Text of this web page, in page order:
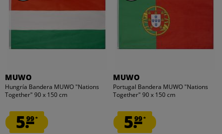
MUWO
Hungría Bandera MUWO "Nations
Together" 90 x 150 cm
5.99*
MUWO
Portugal Bandera MUWO "Nations
Together" 90 x 150 cm
5.99*